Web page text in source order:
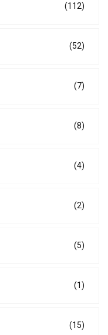
(112)
(52)
(7)
(8)
(4)
(2)
(5)
(1)
(15)